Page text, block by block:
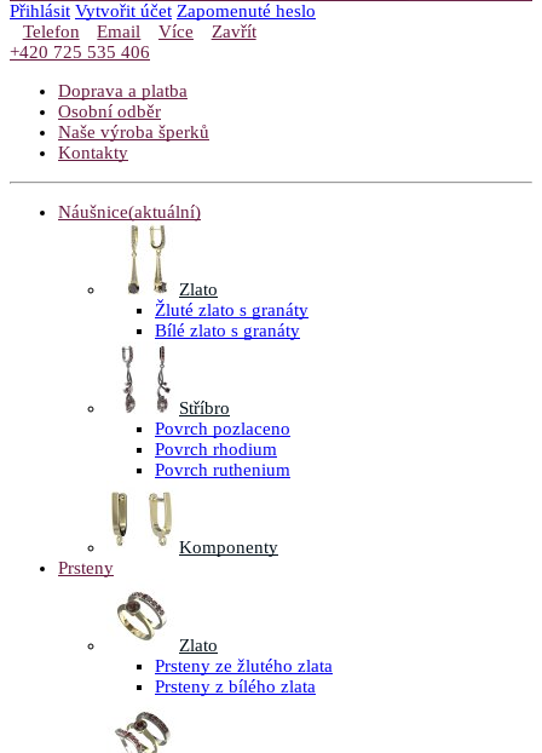
Přihlásit Vytvořit účet Zapomenuté heslo
Telefon
Email Více
Zavřít
+420 725 535 406
Doprava a platba
Osobní odběr
Naše výroba šperků
Kontakty
Náušnice(aktuální)
Zlato
Žluté zlato s granáty
Bílé zlato s granáty
Stříbro
Povrch pozlaceno
Povrch rhodium
Povrch ruthenium
Komponenty
Prsteny
Zlato
Prsteny ze žlutého zlata
Prsteny z bílého zlata